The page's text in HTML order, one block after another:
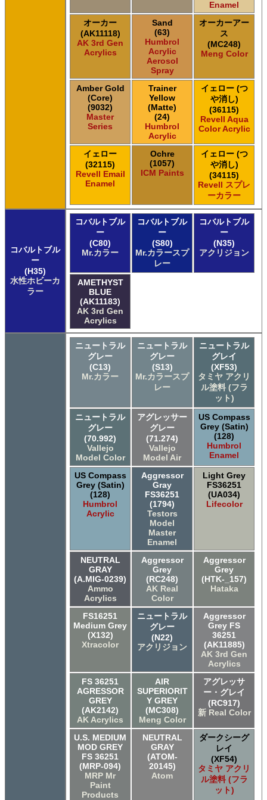
Enamel
オーカー
(AK11118)
AK 3rd Gen
Acrylics
Sand
(63)
Humbrol
Acrylic
Aerosol
Spray
オーカーアー
ス
(MC248)
Meng Color
Amber Gold
(Core)
(9032)
Master
Series
Trainer
Yellow
(Matte)
(24)
Humbrol
Acrylic
イェロー (つ
や消し)
(36115)
Revell Aqua
Color Acrylic
イェロー
(32115)
Revell Email
Enamel
Ochre
(1057)
ICM Paints
イェロー (つ
や消し)
(34115)
Revell スプレ
ーカラー
コバルトブル
ー
(H35)
水性ホビーカ
ラー
コバルトブル
ー
(C80)
Mr.カラー
コバルトブル
ー
(S80)
Mr.カラースプ
レー
コバルトブル
ー
(N35)
アクリジョン
AMETHYST
BLUE
(AK11183)
AK 3rd Gen
Acrylics
ニュートラル
グレー
(C13)
Mr.カラー
ニュートラル
グレー
(S13)
Mr.カラースプ
レー
ニュートラル
グレイ
(XF53)
タミヤ アクリ
ル塗料 (フラ
ット)
ニュートラル
グレー
(70.992)
Vallejo
Model Color
アグレッサー
グレー
(71.274)
Vallejo
Model Air
US Compass
Grey (Satin)
(128)
Humbrol
Enamel
US Compass
Grey (Satin)
(128)
Humbrol
Acrylic
Aggressor
Gray
FS36251
(1794)
Testors
Model
Master
Enamel
Light Grey
FS36251
(UA034)
Lifecolor
NEUTRAL
GRAY
(A.MIG-0239)
Ammo
Acrylics
Aggressor
Grey
(RC248)
AK Real
Color
Aggressor
Grey
(HTK-_157)
Hataka
FS16251
Medium Grey
(X132)
Xtracolor
ニュートラル
グレー
(N22)
アクリジョン
Aggressor
Grey FS
36251
(AK11885)
AK 3rd Gen
Acrylics
FS 36251
AGRESSOR
GREY
(AK2142)
AK Acrylics
AIR
SUPERIORIT
Y GREY
(MC308)
Meng Color
アグレッサ
ー・グレイ
(RC917)
新 Real Color
U.S. MEDIUM
MOD GREY
FS 36251
(MRP-094)
MRP Mr
Paint
Products
NEUTRAL
GRAY
(ATOM-
20145)
Atom
ダークシーグ
レイ
(XF54)
タミヤ アクリ
ル塗料 (フラ
ット)